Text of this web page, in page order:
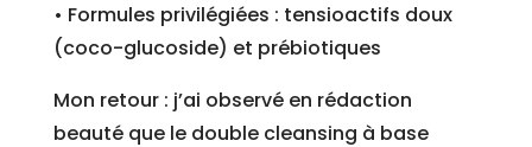
• Formules privilégiées : tensioactifs doux
(coco-glucoside) et prébiotiques
Mon retour : j’ai observé en rédaction
beauté que le double cleansing à base